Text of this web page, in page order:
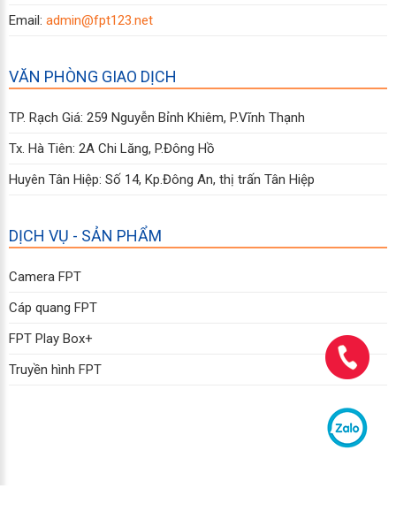
Email: admin@fpt123.net
VĂN PHÒNG GIAO DỊCH
TP. Rạch Giá: 259 Nguyễn Bỉnh Khiêm, P.Vĩnh Thạnh
Tx. Hà Tiên: 2A Chi Lăng, P.Đông Hồ
Huyên Tân Hiệp: Số 14, Kp.Đông An, thị trấn Tân Hiệp
DỊCH VỤ - SẢN PHẨM
Camera FPT
Cáp quang FPT
FPT Play Box+
Truyền hình FPT